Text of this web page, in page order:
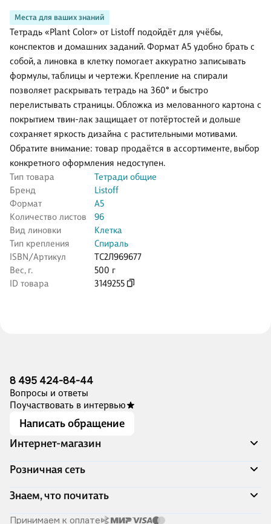
Места для ваших знаний
Тетрадь «Plant Color» от Listoff подойдёт для учёбы,
конспектов и домашних заданий. Формат А5 удобно брать с
собой, а линовка в клетку помогает аккуратно записывать
формулы, таблицы и чертежи. Крепление на спирали
позволяет раскрывать тетрадь на 360° и быстро
перелистывать страницы. Обложка из мелованного картона с
покрытием твин-лак защищает от потёртостей и дольше
сохраняет яркость дизайна с растительными мотивами.
Обратите внимание: товар продаётся в ассортименте, выбор
конкретного оформления недоступен.
Тип товара
Тетради общие
Бренд
Listoff
Формат
А5
Количество листов
96
Вид линовки
Клетка
Тип крепления
Спираль
ISBN/Артикул
ТС2Л969677
Вес, г.
500 г
ID товара
3149255
8 495 424-84-44
Вопросы и ответы
Поучаствовать в интервью
Написать обращение
Интернет-магазин
Акции
Доставка и оплата
Программа лояльности
Подарочные сертификаты
Розничная сеть
Адреса магазинов
Книжный Дозор
О компании
Знаем, что почитать
Скоро в продаже
Принимаем к оплате